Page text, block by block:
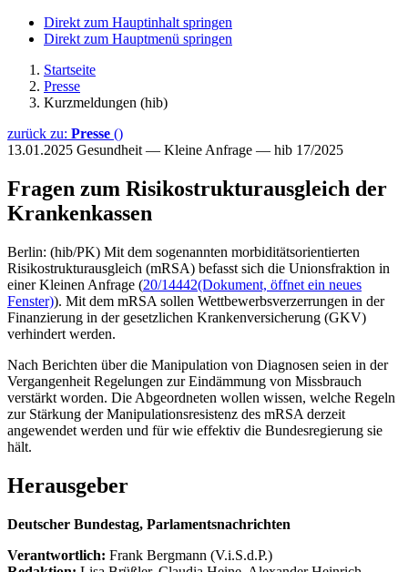
Direkt zum Hauptinhalt springen
Direkt zum Hauptmenü springen
Startseite
Presse
Kurzmeldungen (hib)
zurück zu: Presse ()
13.01.2025 Gesundheit — Kleine Anfrage — hib 17/2025
Fragen zum Risikostrukturausgleich der
Krankenkassen
Berlin: (hib/PK) Mit dem sogenannten morbiditätsorientierten
Risikostrukturausgleich (mRSA) befasst sich die Unionsfraktion in
einer Kleinen Anfrage (20/14442(Dokument, öffnet ein neues
Fenster)). Mit dem mRSA sollen Wettbewerbsverzerrungen in der
Finanzierung in der gesetzlichen Krankenversicherung (GKV)
verhindert werden.
Nach Berichten über die Manipulation von Diagnosen seien in der
Vergangenheit Regelungen zur Eindämmung von Missbrauch
verstärkt worden. Die Abgeordneten wollen wissen, welche Regeln
zur Stärkung der Manipulationsresistenz des mRSA derzeit
angewendet werden und für wie effektiv die Bundesregierung sie
hält.
Herausgeber
Deutscher Bundestag, Parlamentsnachrichten
Verantwortlich: Frank Bergmann (V.i.S.d.P.)